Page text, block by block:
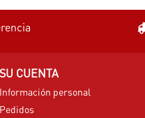
SU CUENTA
Información personal
Pedidos